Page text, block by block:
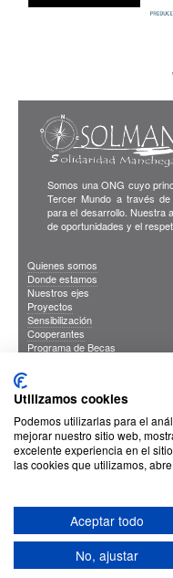
Somos una ONG cuyo
Tercer Mundo a través
para el desarrollo. Nuestra
de oportunidades y el
Quienes somos
Donde estamos
Nuestros ejes
Proyectos
Sensibilización
Cooperantes
Programa de Becas
Sus Datos Seguros
Cookies
Proteccion de datos
Utilizamos cookies
Podemos utilizarlas para el
mejorar nuestro sitio web,
excelente experiencia en el
las cookies que utilizamos,
Aceptar todo
No, ajustar